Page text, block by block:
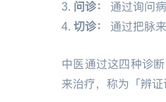
3. 问诊：
通过询问
4. 切诊： 通过把脉
中医通过这四种诊
来治疗，称为「辨证